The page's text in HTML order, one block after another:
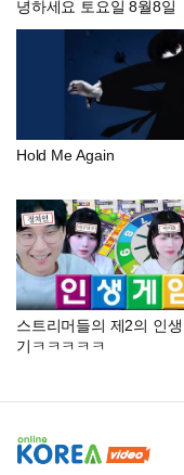
녕하세요 토요일 8월8일
Hold Me Again
스트리머들의 제2의 인
기ㅋㅋㅋㅋㅋ